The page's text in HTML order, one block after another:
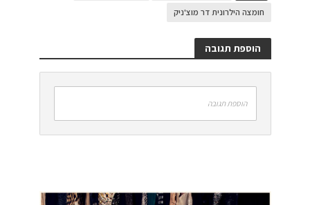
חומצה הילרונית דר מוצ'ניק
הוספת תגובה
הוספת תגובה